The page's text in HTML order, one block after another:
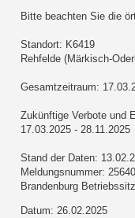
Bitte beachten Sie die
Standort: K6419
Rehfelde (Märkisch-
Gesamtzeitraum:
Zukünftige Verbote und
17.03.2025 - 28.11.2025
Stand der Daten:
Meldungsnummer:
Brandenburg Betriebssitz
Datum: 26.02.2025